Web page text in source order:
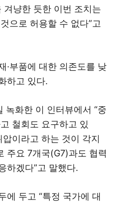
겨냥한 듯한 이번 조치는
으로 허용할 수 없다”고
·부품에 대한 의존도를 낮
하고 있다.
녹화한 이 인터뷰에서 “중
철회도 요구하고 있
이라고 하는 것이 각지
주요 7개국(G7)과도 협력
하겠다”고 말했다.
에 두고 “특정 국가에 대